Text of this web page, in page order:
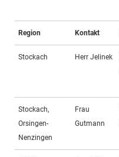
Region Kontakt
Stockach Herr Jelinek
Stockach,
Orsingen-
Nenzingen
Frau
Gutmann